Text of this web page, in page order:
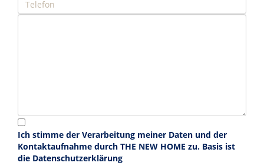
Ich stimme der Verarbeitung meiner Daten und der
Kontaktaufnahme durch THE NEW HOME zu. Basis ist
die Datenschutzerklärung